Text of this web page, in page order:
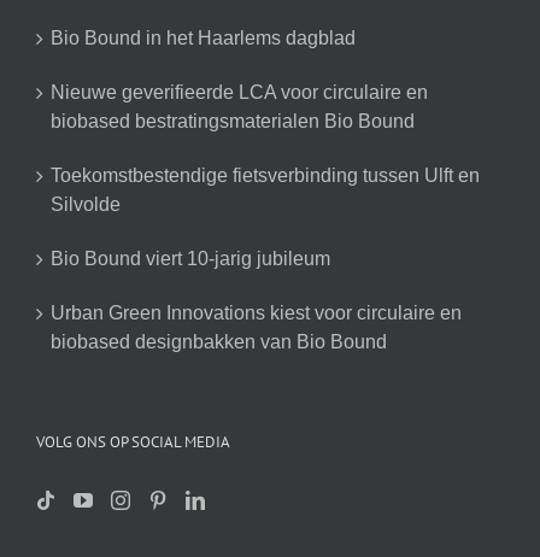
Bio Bound in het Haarlems dagblad
Nieuwe geverifieerde LCA voor circulaire en
biobased bestratingsmaterialen Bio Bound
Toekomstbestendige fietsverbinding tussen Ulft en
Silvolde
Bio Bound viert 10-jarig jubileum
Urban Green Innovations kiest voor circulaire en
biobased designbakken van Bio Bound
VOLG ONS OP SOCIAL MEDIA